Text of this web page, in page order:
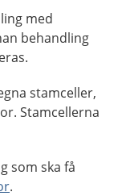
med
behandling
stamceller,
Stamcellerna
som ska få
.